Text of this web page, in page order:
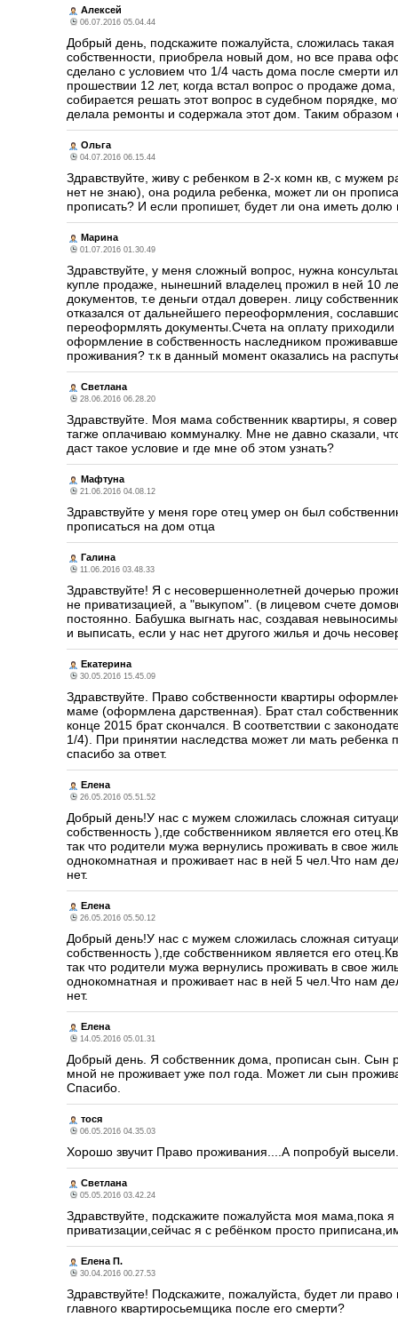
Алексей
06.07.2016 05.04.44
Добрый день, подскажите пожалуйста, сложилась
собственности, приобрела новый дом, но все права
сделано с условием что 1/4 часть дома после смерти
прошествии 12 лет, когда встал вопрос о продаже
собирается решать этот вопрос в судебном порядке,
делала ремонты и содержала этот дом. Таким образом
Ольга
04.07.2016 06.15.44
Здравствуйте, живу с ребенком в 2-х комн кв, с мужем
нет не знаю), она родила ребенка, может ли он
прописать? И если пропишет, будет ли она иметь долю
Марина
01.07.2016 01.30.49
Здравствуйте, у меня сложный вопрос, нужна
купле продаже, нынешний владелец прожил в ней 10
документов, т.е деньги отдал доверен. лицу
отказался от дальнейшего переоформления,
переоформлять документы.Счета на оплату
оформление в собственность наследником
проживания? т.к в данный момент оказались на
Cветлана
28.06.2016 06.28.20
Здравствуйте. Моя мама собственник квартиры, я
тагже оплачиваю коммуналку. Мне не давно сказали,
даст такое условие и где мне об этом узнать?
Мафтуна
21.06.2016 04.08.12
Здравствуйте у меня горе отец умер он был
прописаться на дом отца
Галина
11.06.2016 03.48.33
Здравствуйте! Я с несовершеннолетней дочерью
не приватизацией, а "выкупом". (в лицевом счете
постоянно. Бабушка выгнать нас, создавая
и выписать, если у нас нет другого жилья и дочь
Екатерина
30.05.2016 15.45.09
Здравствуйте. Право собственности квартиры
маме (оформлена дарственная). Брат стал
конце 2015 брат скончался. В соответствии с
1/4). При принятии наследства может ли мать ребенка
спасибо за ответ.
Елена
26.05.2016 05.51.52
Добрый день!У нас с мужем сложилась сложная
собственность ),где собственником является его
так что родители мужа вернулись проживать в свое
однокомнатная и проживает нас в ней 5 чел.Что нам
нет.
Елена
26.05.2016 05.50.12
Добрый день!У нас с мужем сложилась сложная
собственность ),где собственником является его
так что родители мужа вернулись проживать в свое
однокомнатная и проживает нас в ней 5 чел.Что нам
нет.
Елена
14.05.2016 05.01.31
Добрый день. Я собственник дома, прописан сын. Сын
мной не проживает уже пол года. Может ли сын
Спасибо.
тося
06.05.2016 04.35.03
Хорошо звучит Право проживания....А попробуй
Светлана
05.05.2016 03.42.24
Здравствуйте, подскажите пожалуйста моя мама,пока
приватизации,сейчас я с ребёнком просто
Елена П.
30.04.2016 00.27.53
Здравствуйте! Подскажите, пожалуйста, будет ли
главного квартиросьемщика после его смерти?